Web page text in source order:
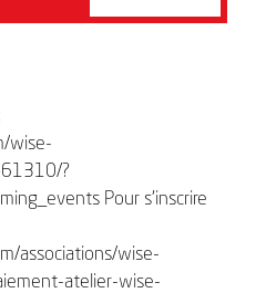
wise-
?
Pour s’inscrire
associations/wise-
atelier-wise-